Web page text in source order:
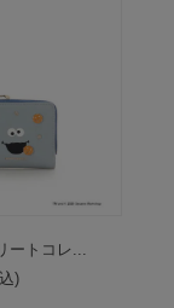
ートコレ...
)